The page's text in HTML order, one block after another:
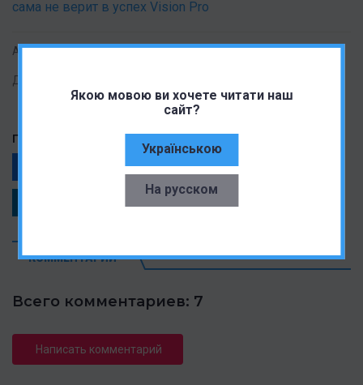
Якою мовою ви хочете читати наш
сайт?
Українською
На русском
сама не верит в успех Vision Pro
Автор:Олександр Коваленко
Дата публикации:
Поделиться статьей
Telegram
КОММЕНТАРИИ
Всего комментариев: 7
Написать комментарий